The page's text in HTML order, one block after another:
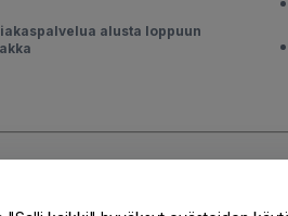
alusta loppuun